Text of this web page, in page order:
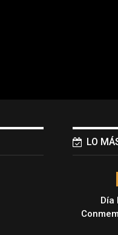
LO
Día